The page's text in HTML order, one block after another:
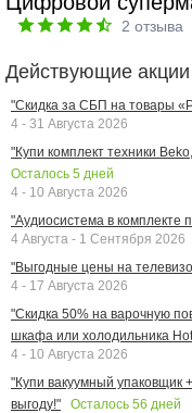
2 отзыва
Действующие акции
"Скидка за СБП на товары
4 - 31 Августа 2026
"Купи комплект техники
Осталось 5 дней
4 - 10 Августа 2026
"Аудиосистема в комплекте
4 Августа - 1 Сентября 2026
"Выгодные цены на
4 - 17 Августа 2026
"Скидка 50% на варочную
шкафа или холодильника
4 - 10 Августа 2026
"Купи вакуумный упаковщик
выгоду!"
Осталось 56 дней